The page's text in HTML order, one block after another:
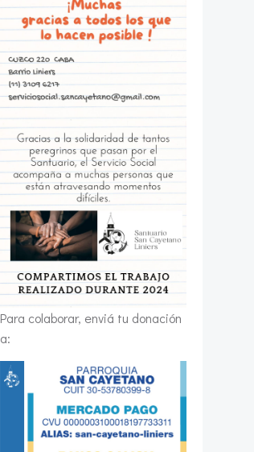
Para colaborar, enviá tu donación
a: